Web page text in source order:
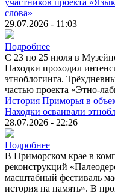
участников проекта
слова»
29.07.2026 - 11:03
Подробнее
С 23 по 25 июля в
Находки проходил
этноблогинга.
частью проекта «Этно-
История Приморья в
Находки осваивали
28.07.2026 - 22:26
Подробнее
В Приморском крае в
реконструкций
масштабный фестиваль
история на память». В